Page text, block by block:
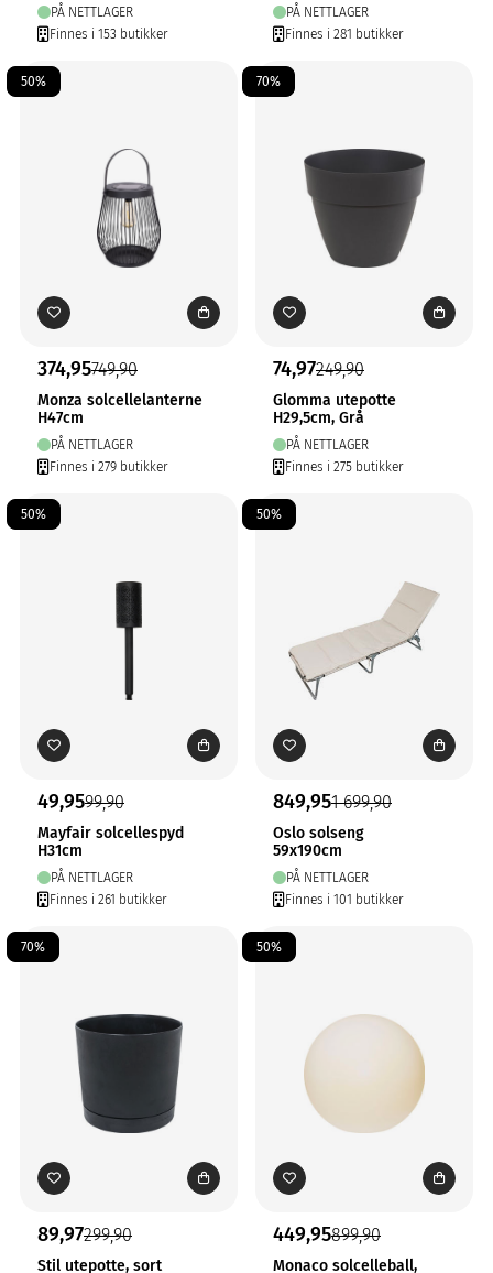
PÅ NETTLAGER
Finnes i 153 butikker
PÅ NETTLAGER
Finnes i 281 butikker
50%
374,95749,90
Monza solcellelanterne
H47cm
PÅ NETTLAGER
Finnes i 279 butikker
70%
74,97249,90
Glomma utepotte
H29,5cm, Grå
PÅ NETTLAGER
Finnes i 275 butikker
50%
49,9599,90
Mayfair solcellespyd
H31cm
PÅ NETTLAGER
Finnes i 261 butikker
50%
849,951 699,90
Oslo solseng
59x190cm
PÅ NETTLAGER
Finnes i 101 butikker
70%
89,97299,90
Stil utepotte, sort
50%
449,95899,90
Monaco solcelleball,